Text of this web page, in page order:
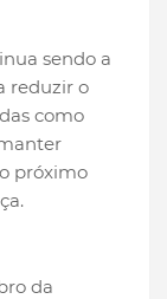
sendo a
reduzir o
como
próximo
da